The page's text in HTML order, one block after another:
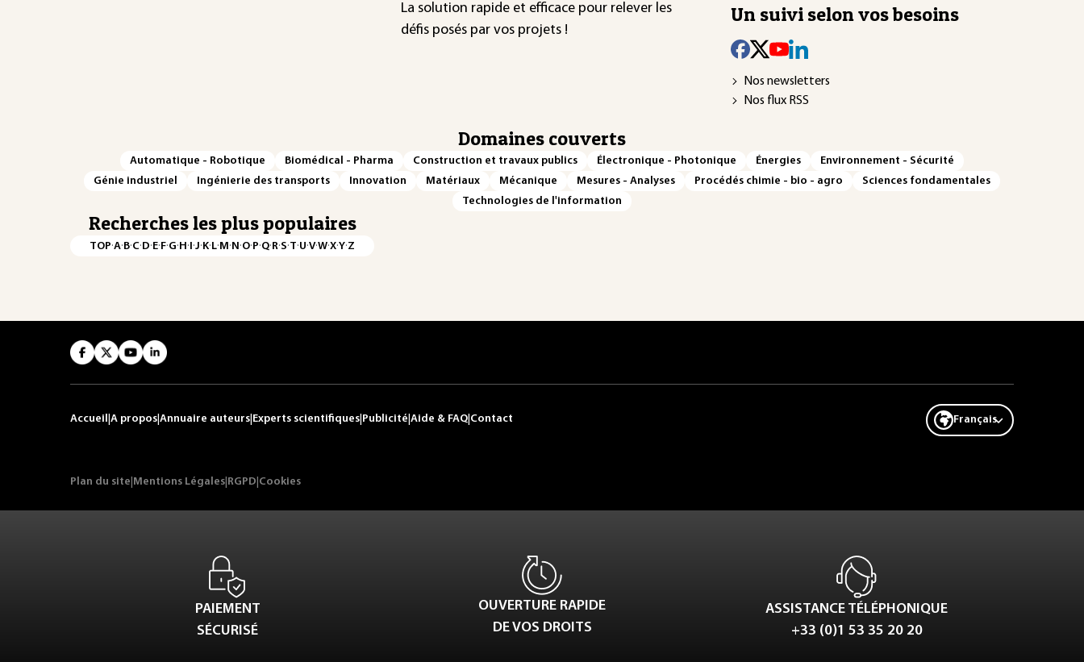
La solution rapide et efficace pour relever les
défis posés par vos projets !
Un suivi selon vos besoins
Nos newsletters
Nos flux RSS
Domaines couverts
Automatique - Robotique Biomédical - Pharma Construction et travaux publics Électronique - Photonique Énergies
Environnement - Sécurité
Génie industriel
Ingénierie des transports Innovation Matériaux Mécanique Mesures - Analyses Procédés chimie - bio - agro
Sciences fondamentales
Technologies de l'information
Recherches les plus populaires
TOP·A·B·C·D·E·F·G·H·I·J·K·L·M·N·O·P·Q·R·S·T·U·V·W·X·Y·Z
Accueil A propos Annuaire auteurs Experts scientifiques Publicité Aide & FAQ Contact Français
Plan du site Mentions Légales RGPD Cookies
PAIEMENT
SÉCURISÉ
OUVERTURE RAPIDE
DE VOS DROITS
ASSISTANCE TÉLÉPHONIQUE
+33 (0)1 53 35 20 20